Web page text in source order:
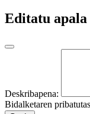
Editatu apala
Deskribapena:
Bidalketaren